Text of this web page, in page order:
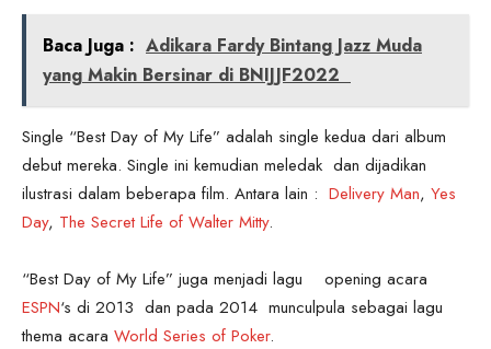
Baca Juga : Adikara Fardy Bintang Jazz Muda
yang Makin Bersinar di BNIJJF2022
Single “Best Day of My Life” adalah single kedua dari album
debut mereka. Single ini kemudian meledak dan dijadikan
ilustrasi dalam beberapa film. Antara lain : Delivery Man, Yes
Day, The Secret Life of Walter Mitty.
“Best Day of My Life” juga menjadi lagu opening acara
ESPN‘s di 2013 dan pada 2014 munculpula sebagai lagu
thema acara World Series of Poker.